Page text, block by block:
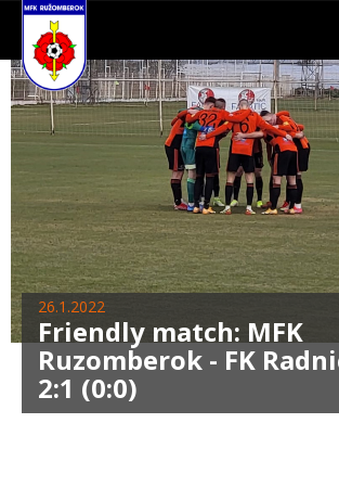
26.1.2022
Friendly match: MFK
Ruzomberok - FK
2:1 (0:0)